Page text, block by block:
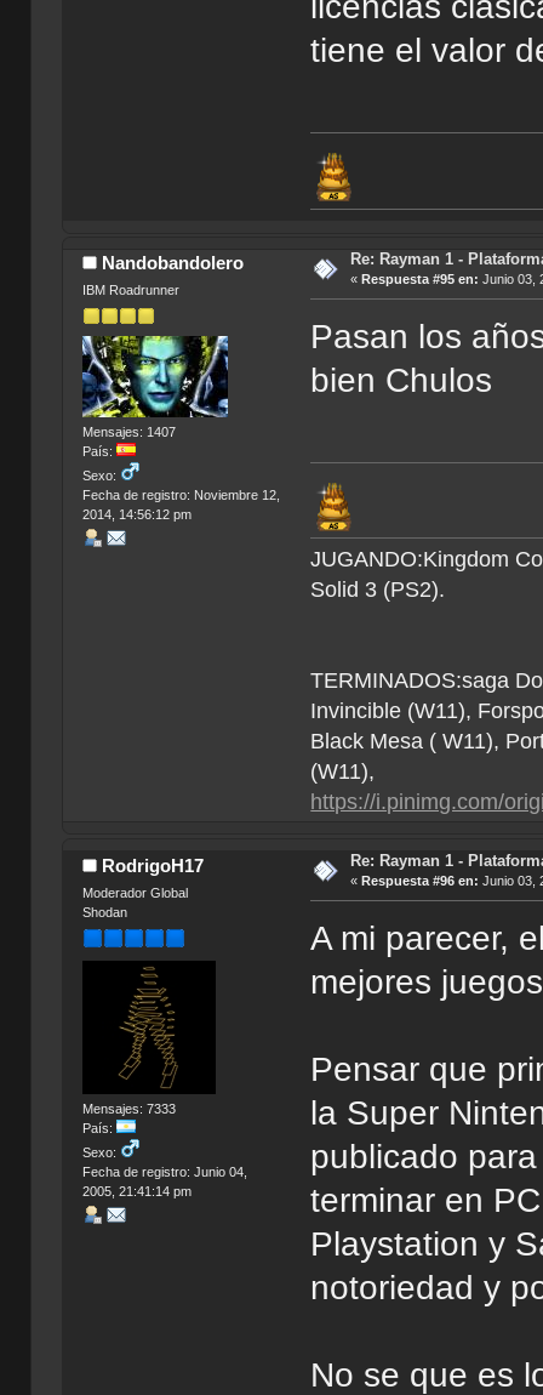
tiene el valor
Nandobandolero
IBM Roadrunner
Mensajes: 1407
País:
Sexo:
Fecha de registro: Noviembre 12,
2014, 14:56:12 pm
Re: Rayman 1 -
« Respuesta #95 en: Junio 03,
Pasan los
bien Chulos
JUGANDO:Kingdom
Solid 3 (PS2).
TERMINADOS:saga
Invincible (W11),
Black Mesa ( W11),
(W11),
https://i.pinimg.com/
RodrigoH17
Moderador Global
Shodan
Mensajes: 7333
País:
Sexo:
Fecha de registro: Junio 04,
2005, 21:41:14 pm
Re: Rayman 1 -
« Respuesta #96 en: Junio 03,
A mi parecer,
mejores
Pensar que
la Super
publicado
terminar en
Playstation y
notoriedad y
No se que es